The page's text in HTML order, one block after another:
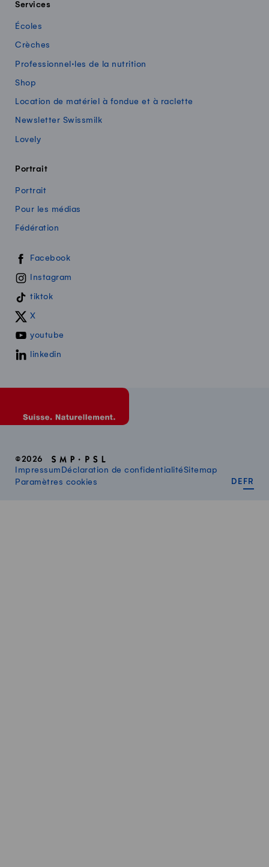
Services
Écoles
Crèches
Professionnel·les de la nutrition
Shop
Location de matériel à fondue et à raclette
Newsletter Swissmilk
Lovely
Portrait
Portrait
Pour les médias
Fédération
Swissmilk sur les réseaux sociaux
Facebook
Instagram
tiktok
X
youtube
linkedin
©2026
Impressum Déclaration de confidentialitéSitemap
Paramètres cookies
DE FR